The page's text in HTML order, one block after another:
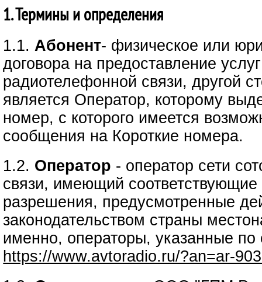
1. Термины и определения
1.1.Абонент- физическое или
договора на предоставление
радиотелефонной связи, другой
является Оператор, которому
номер, с которого имеется
сообщения на Короткие номера.
1.2. Оператор - оператор сети
связи, имеющий соответствующие
разрешения, предусмотренные
законодательством страны
именно, операторы, указанные
https://www.avtoradio.ru/?an=ar-